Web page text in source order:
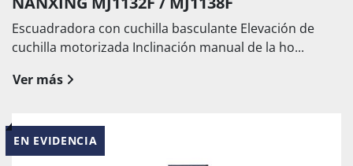
Escuadradora con cuchilla basculante Elevación de
cuchilla motorizada Inclinación manual de la ho...
Ver más
EN EVIDENCIA